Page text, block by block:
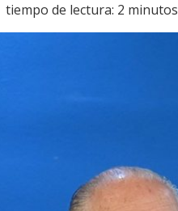
tiempo de lectura: 2 minutos